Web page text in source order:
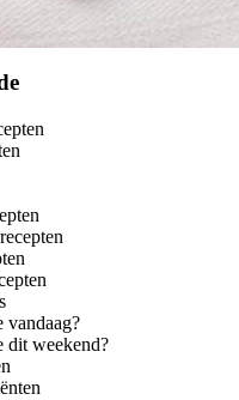
vandaag?
dit weekend?